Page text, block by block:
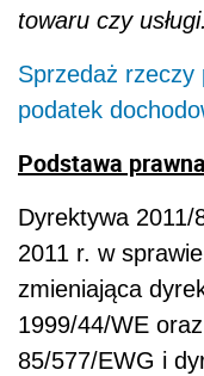
towaru czy usługi.
Sprzedaż
podatek
Podstawa
Dyrektywa 2011/
2011 r. w
zmieniająca
1999/44/WE
85/577/EWG i